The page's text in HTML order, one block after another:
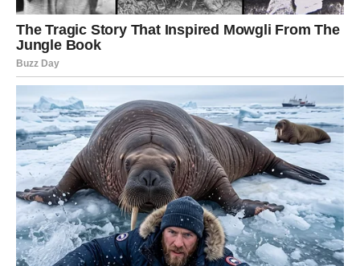
propustite. Ovo je jedan od onih dana kada se sve može
promeniti u samo nekoliko sati.
Na finansijskom planu moguće je rešavanje problema koji
vas dugo opterećuje. Neki Rakovi dobiće neočekivani
priliv novca.
U ljubavi dolazi do velikog olakšanja. Ako ste čekali nečiju
odluku ili odgovor, danas biste mogli konačno saznati
istinu.
Porodični odnosi postaju topliji i iskreniji.